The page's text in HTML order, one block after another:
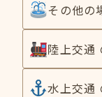
その他の
陸上交通
水上交通